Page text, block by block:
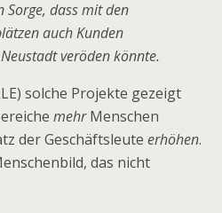
Sorge, dass mit den
auch Kunden
veröden könnte.
solche Projekte gezeigt
mehrMenschen
der Geschäftsleute erhöhen.
das nicht